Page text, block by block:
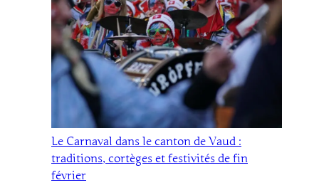
Le Carnaval dans le canton de Vaud :
traditions, cortèges et festivités de fin
février